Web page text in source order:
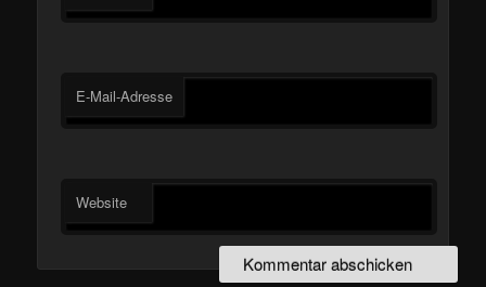
E-Mail-Adresse
Website